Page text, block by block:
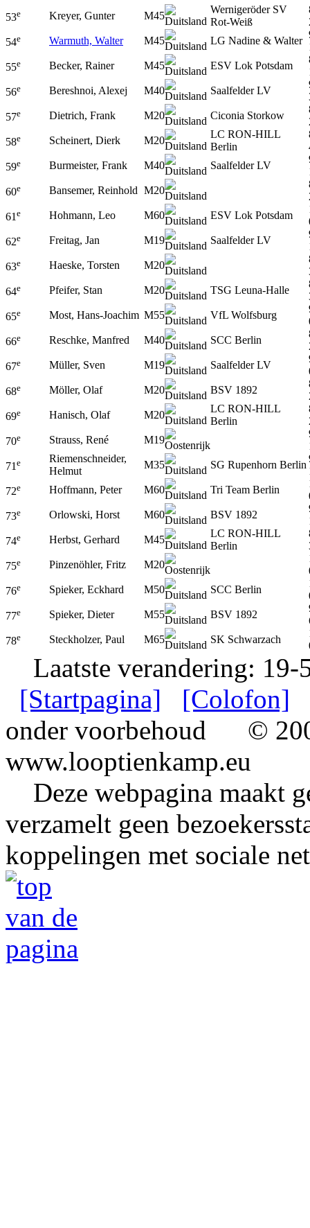
53e Kreyer, Gunter M45
Wernigeröder SV
Rot-Weiß
54e Warmuth, Walter M45 LG Nadine & Walter
55e Becker, Rainer M45 ESV Lok Potsdam
56e Bereshnoi, Alexej M40 Saalfelder LV
57e Dietrich, Frank M20 Ciconia Storkow
58e Scheinert, Dierk M20
LC RON-HILL
Berlin
59e Burmeister, Frank M40 Saalfelder LV
60e Bansemer, Reinhold M20
61e Hohmann, Leo M60 ESV Lok Potsdam
62e Freitag, Jan M19 Saalfelder LV
63e Haeske, Torsten M20
64e Pfeifer, Stan M20 TSG Leuna-Halle
65e Most, Hans-Joachim M55 VfL Wolfsburg
66e Reschke, Manfred M40 SCC Berlin
67e Müller, Sven M19 Saalfelder LV
68e Möller, Olaf M20 BSV 1892
69e Hanisch, Olaf M20
LC RON-HILL
Berlin
70e Strauss, René M19
71e
Riemenschneider,
Helmut
M35 SG Rupenhorn Berlin
72e Hoffmann, Peter M60 Tri Team Berlin
73e Orlowski, Horst M60 BSV 1892
74e Herbst, Gerhard M45
LC RON-HILL
Berlin
75e Pinzenöhler, Fritz M20
76e Spieker, Eckhard M50 SCC Berlin
77e Spieker, Dieter M55 BSV 1892
78e Steckholzer, Paul M65 SK Schwarzach
Laatste verandering: 19-
[Startpagina]
[Colofon]
onder voorbehoud ©
www.looptienkamp.eu
Deze webpagina maakt
verzamelt geen
koppelingen met sociale